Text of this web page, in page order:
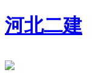
河北二建